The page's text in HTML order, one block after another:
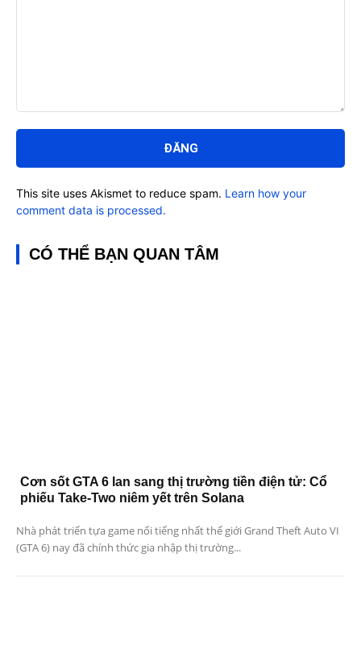
luận:
This site uses Akismet to reduce spam. Learn how your
comment data is processed.
CÓ THỂ BẠN QUAN TÂM
Cơn sốt GTA 6 lan sang thị trường tiền điện tử: Cổ
phiếu Take-Two niêm yết trên Solana
Nhà phát triển tựa game nổi tiếng nhất thế giới Grand Theft Auto VI
(GTA 6) nay đã chính thức gia nhập thị trường...